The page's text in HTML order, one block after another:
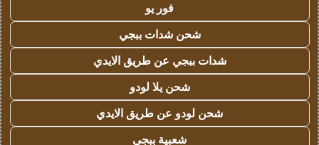
فور يو
شحن شدات ببجي
شدات ببجي عن طريق الايدي
شحن يلا لودو
شحن لودو عن طريق الايدي
شعبية ببجي